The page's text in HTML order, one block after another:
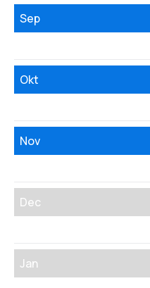
Sep
Okt
Nov
Dec
Jan